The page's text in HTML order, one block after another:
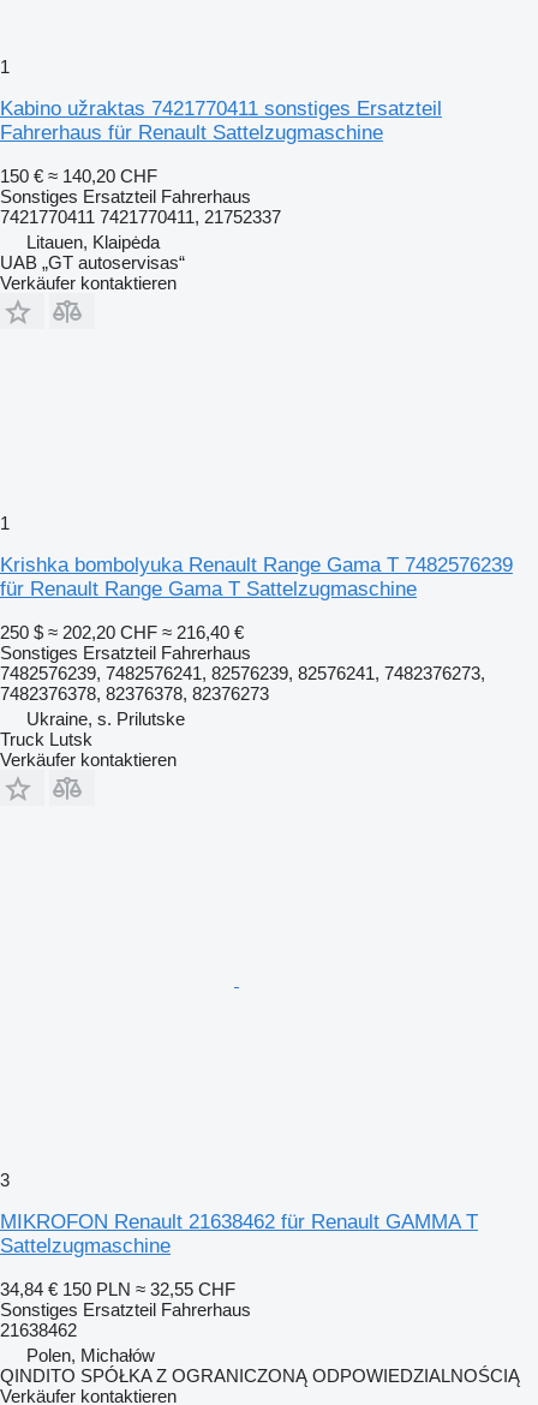
1
Kabino užraktas 7421770411 sonstiges Ersatzteil
Fahrerhaus für Renault Sattelzugmaschine
150 € ≈ 140,20 CHF
Sonstiges Ersatzteil Fahrerhaus
7421770411 7421770411, 21752337
Litauen, Klaipėda
UAB „GT autoservisas“
Verkäufer kontaktieren
1
Krishka bombolyuka Renault Range Gama T 7482576239
für Renault Range Gama T Sattelzugmaschine
250 $ ≈ 202,20 CHF ≈ 216,40 €
Sonstiges Ersatzteil Fahrerhaus
7482576239, 7482576241, 82576239, 82576241, 7482376273,
7482376378, 82376378, 82376273
Ukraine, s. Prilutske
Truck Lutsk
Verkäufer kontaktieren
3
MIKROFON Renault 21638462 für Renault GAMMA T
Sattelzugmaschine
34,84 € 150 PLN ≈ 32,55 CHF
Sonstiges Ersatzteil Fahrerhaus
21638462
Polen, Michałów
QINDITO SPÓŁKA Z OGRANICZONĄ ODPOWIEDZIALNOŚCIĄ
Verkäufer kontaktieren